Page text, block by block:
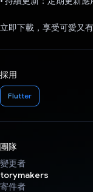
立即下載，享受可愛又
採用
Flutter
團隊
變更者
torymakers
寄件者